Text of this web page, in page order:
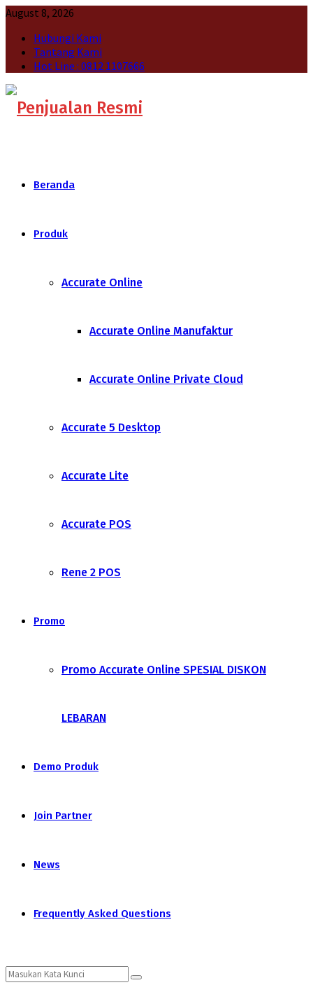
August 8, 2026
Hubungi Kami
Tantang Kami
Hot Line : 0812 1107666
Beranda
Produk
Accurate Online
Accurate Online Manufaktur
Accurate Online Private Cloud
Accurate 5 Desktop
Accurate Lite
Accurate POS
Rene 2 POS
Promo
Promo Accurate Online SPESIAL DISKON
LEBARAN
Demo Produk
Join Partner
News
Frequently Asked Questions
Search
Search